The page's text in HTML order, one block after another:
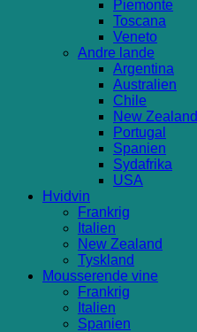
Piemonte
Toscana
Veneto
Andre lande
Argentina
Australien
Chile
New Zealand
Portugal
Spanien
Sydafrika
USA
Hvidvin
Frankrig
Italien
New Zealand
Tyskland
Mousserende vine
Frankrig
Italien
Spanien